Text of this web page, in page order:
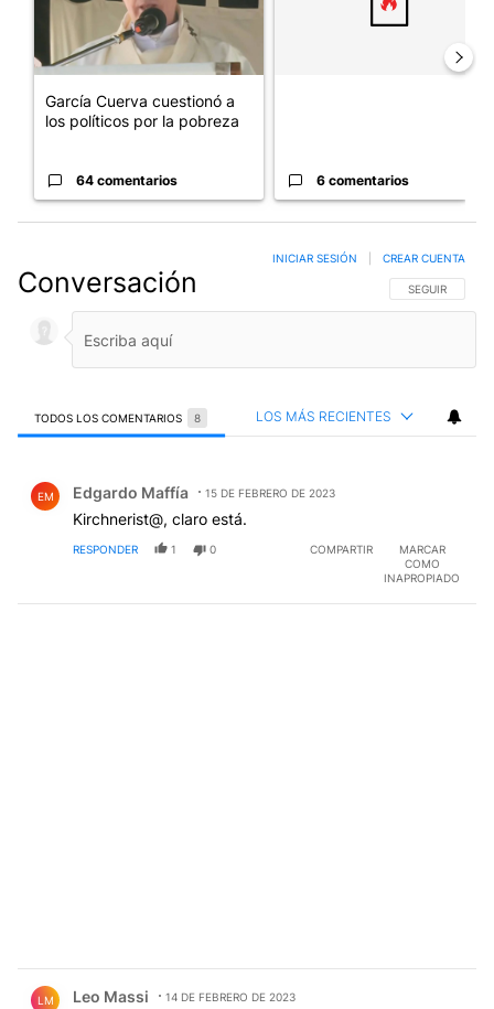
García Cuerva cuestionó a
los políticos por la pobreza
64 comentarios 6 comentarios
Conversación SIGA ESTA
SEGUIR
INICIAR SESIÓN CREAR CUENTA
TODOS LOS COMENTARIOS 8 LOS MÁS RECIENTES
EM Edgardo Maffía 15 DE FEBRERO DE 2023
Kirchnerist@, claro está.
RESPONDER 1 0 COMPARTIR
MARCAR
COMO
INAPROPIADO
LM Leo Massi 14 DE FEBRERO DE 2023